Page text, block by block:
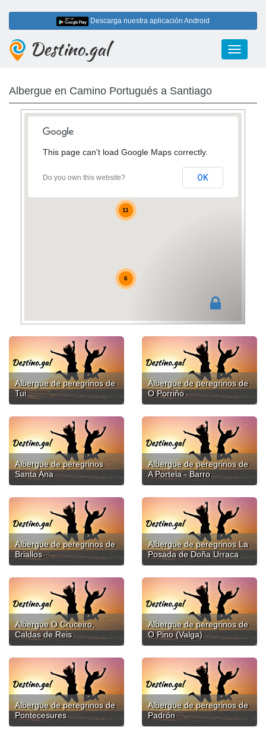
Descarga nuestra aplicación Android
Toggle
Destino.gal
Albergue en Camino Portugués a Santiago
6
11
This page can't load Google Maps correctly.
Do you own this website? OK
Albergue de peregrinos de
Tui
Albergue de peregrinos de
O Porriño
Albergue de peregrinos
Santa Ana
Albergue de peregrinos de
A Portela - Barro
Albergue de peregrinos de
Briallos
Albergue de peregrinos La
Posada de Doña Urraca
Albergue O Cruceiro,
Caldas de Reis
Albergue de peregrinos de
O Pino (Valga)
Albergue de peregrinos de
Pontecesures
Albergue de peregrinos de
Padrón